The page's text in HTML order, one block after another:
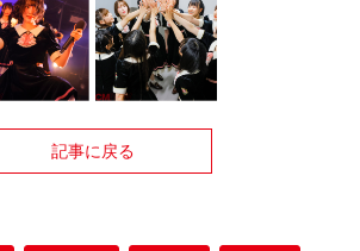
記事に戻る